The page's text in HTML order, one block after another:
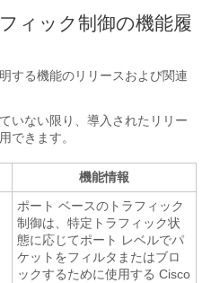
ィック制御の機能履
する機能のリリースおよび関連
いない限り、導入されたリリー
できます。
機能情報
ポート ベースのトラフィック
制御は、特定トラフィック状
態に応じてポート レベルでパ
ケットをフィルタまたはブロ
ックするために使用する Cisco